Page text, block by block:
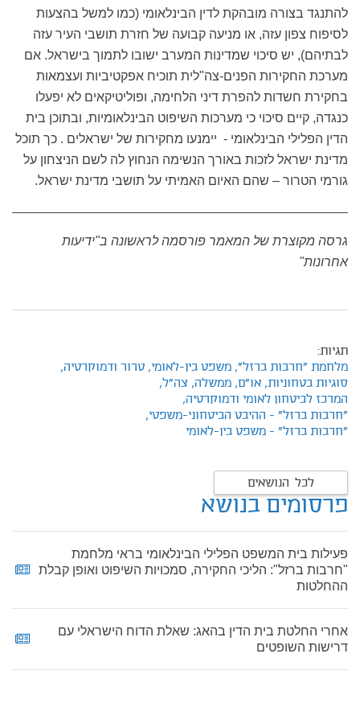
להתנגד בצורה מובהקת לדין הבינלאומי (כמו למשל בהצעות
לסיפוח צפון עזה, או מניעה קבועה של חזרת תושבי העיר עזה
לבתיהם), יש סיכוי שמדינות המערב ישובו לתמוך בישראל. אם
מערכת החקירות הפנים-צה"לית תוכיח אפקטיביות ועצמאות
בחקירת חשדות להפרת דיני הלחימה, ופוליטיקאים לא יפעלו
כנגדה, קיים סיכוי כי מערכות השיפוט הבינלאומיות, ובתוכן בית
הדין הפלילי הבינלאומי - יימנעו מחקירות של ישראלים . כך תוכל
מדינת ישראל לזכות באורך הנשימה הנחוץ לה לשם הניצחון על
גורמי הטרור – שהם האיום האמיתי על תושבי מדינת ישראל.
גרסה מקוצרת של המאמר פורסמה לראשונה ב"ידיעות
אחרונות"
תגיות:
מלחמת "חרבות ברזל", משפט בין-לאומי, טרור ודמוקרטיה,
סוגיות בטחוניות, או"ם, ממשלה, צה"ל,
המרכז לביטחון לאומי ודמוקרטיה,
"חרבות ברזל" - ההיבט הביטחוני-משפטי,
"חרבות ברזל" - משפט בין-לאומי
לכל הנושאים
פרסומים בנושא
פעילות בית המשפט הפלילי הבינלאומי בראי מלחמת
"חרבות ברזל": הליכי החקירה, סמכויות השיפוט ואופן קבלת
ההחלטות
אחרי החלטת בית הדין בהאג: שאלת הדוח הישראלי עם
דרישות השופטים